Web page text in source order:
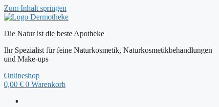
Zum Inhalt springen
Die Natur ist die beste Apotheke
Ihr Spezialist für feine Naturkosmetik, Naturkosmetikbehandlungen
und Make-ups
Onlineshop
0,00 € 0 Warenkorb